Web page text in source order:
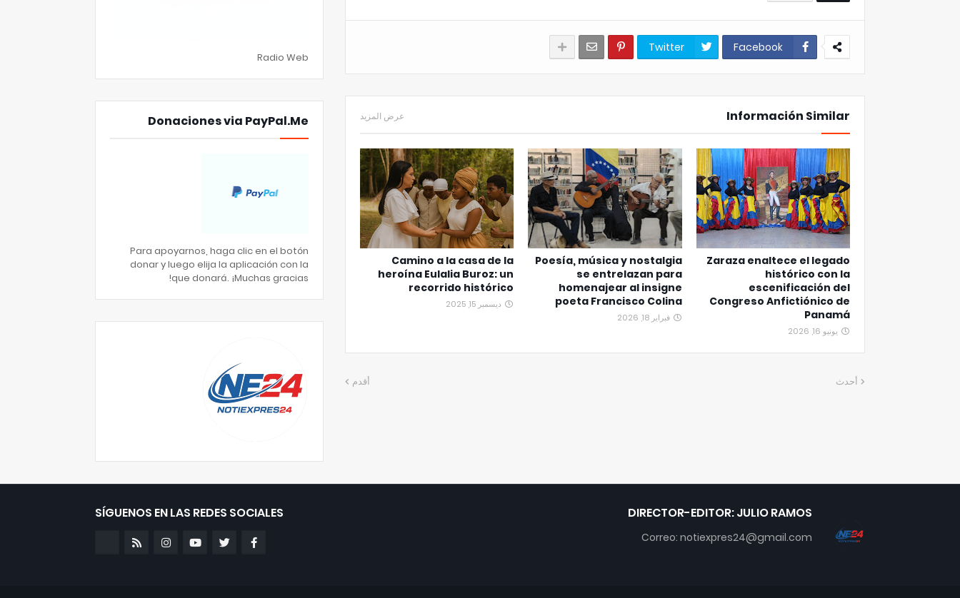
Facebook
Twitter
Información Similar عرض المزيد
Zaraza enaltece el legado
histórico con la
escenificación del
Congreso Anfictiónico de
Panamá
يونيو 16, 2026
Poesía, música y nostalgia
se entrelazan para
homenajear al insigne
poeta Francisco Colina
فبراير 18, 2026
Camino a la casa de la
heroína Eulalia Buroz: un
recorrido histórico
ديسمبر 15, 2025
أحدث أقدم
Radio Web
Donaciones via PayPal.Me
Para apoyarnos, haga clic en el botón
donar y luego elija la aplicación con la
que donará. ¡Muchas gracias!
DIRECTOR-EDITOR: JULIO RAMOS
Correo: notiexpres24@gmail.com
SÍGUENOS EN LAS REDES SOCIALES